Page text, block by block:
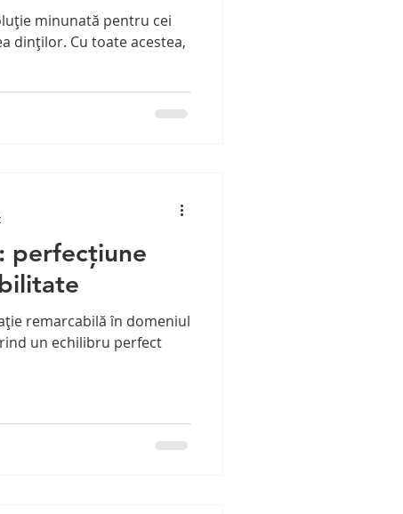
minunată pentru cei
dinților. Cu toate acestea,
perfecțiune
remarcabilă în domeniul
un echilibru perfect